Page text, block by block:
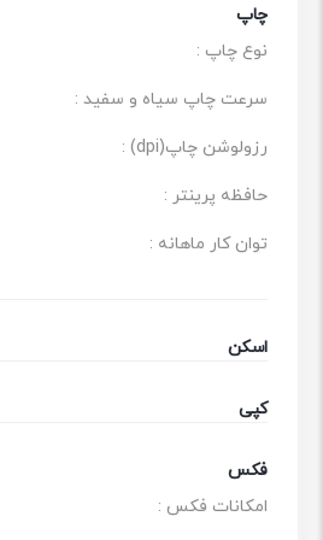
چاپ
نوع چاپ :
سرعت چاپ سیاه و سفید :
رزولوشن چاپ(dpi) :
حافظه پرینتر :
توان کار ماهانه :
اسکن
کپی
فکس
امکانات فکس :